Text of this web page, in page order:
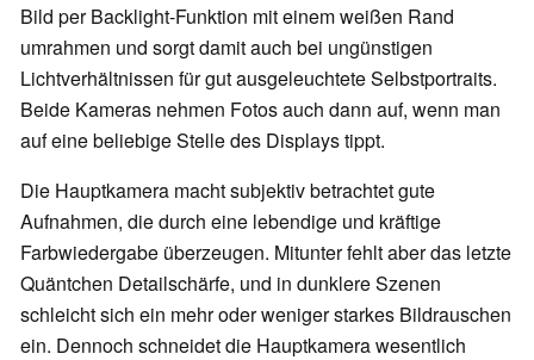
Bild per Backlight-Funktion mit einem weißen Rand
umrahmen und sorgt damit auch bei ungünstigen
Lichtverhältnissen für gut ausgeleuchtete Selbstportraits.
Beide Kameras nehmen Fotos auch dann auf, wenn man
auf eine beliebige Stelle des Displays tippt.
Die Hauptkamera macht subjektiv betrachtet gute
Aufnahmen, die durch eine lebendige und kräftige
Farbwiedergabe überzeugen. Mitunter fehlt aber das letzte
Quäntchen Detailschärfe, und in dunklere Szenen
schleicht sich ein mehr oder weniger starkes Bildrauschen
ein. Dennoch schneidet die Hauptkamera wesentlich